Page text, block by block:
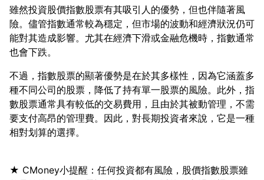
雖然投資股價指數股票有其吸引人的優勢，但也伴隨著風
險。儘管指數通常較為穩定，但市場的波動和經濟狀況仍可
能對其造成影響。尤其在經濟下滑或金融危機時，指數通常
不過，指數股票的顯著優勢是在於其多樣性，因為它涵蓋多
種不同公司的股票，降低了持有單一股票的風險。此外，指
數股票通常具有較低的交易費用，且由於其被動管理，不需
要支付高昂的管理費。因此，對長期投資者來說，它是一種
★ CMoney小提醒：任何投資都有風險，股價指數股票雖